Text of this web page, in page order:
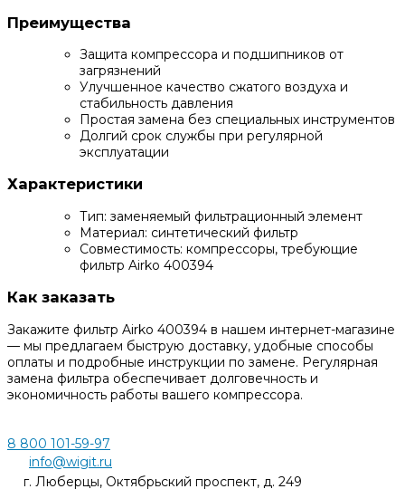
Преимущества
Защита компрессора и подшипников от
загрязнений
Улучшенное качество сжатого воздуха и
стабильность давления
Простая замена без специальных инструментов
Долгий срок службы при регулярной
эксплуатации
Характеристики
Тип: заменяемый фильтрационный элемент
Материал: синтетический фильтр
Совместимость: компрессоры, требующие
фильтр Airko 400394
Как заказать
Закажите фильтр Airko 400394 в нашем интернет-магазине
— мы предлагаем быструю доставку, удобные способы
оплаты и подробные инструкции по замене. Регулярная
замена фильтра обеспечивает долговечность и
экономичность работы вашего компрессора.
8 800 101-59-97
info@wigit.ru
г. Люберцы, Октябрьский проспект, д. 249